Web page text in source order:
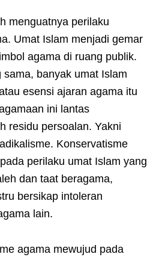
menguatnya perilaku
Umat Islam menjadi gemar
agama di ruang publik.
banyak umat Islam
esensi ajaran agama itu
ini lantas
residu persoalan. Yakni
Konservatisme
perilaku umat Islam yang
dan taat beragama,
bersikap intoleran
lain.
agama mewujud pada